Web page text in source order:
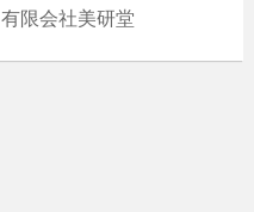
有限会社美研堂